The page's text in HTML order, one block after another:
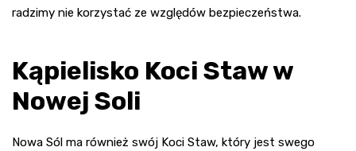
radzimy nie korzystać ze względów bezpieczeństwa.
Kąpielisko Koci Staw w
Nowej Soli
Nowa Sól ma również swój Koci Staw, który jest swego